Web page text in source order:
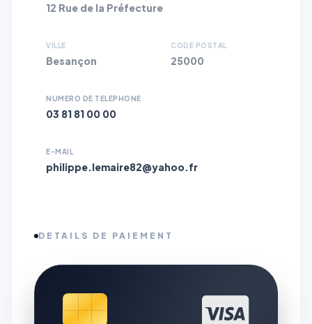
12 Rue de la Préfecture
VILLE
Besançon
CODE POSTAL
25000
NUMERO DE TELEPHONE
03 81 81 00 00
E-MAIL
philippe.lemaire82@yahoo.fr
DETAILS DE PAIEMENT